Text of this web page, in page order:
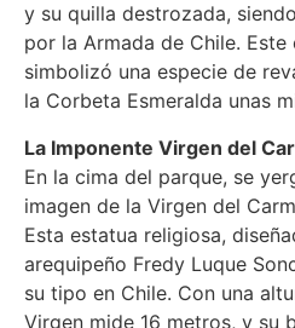
y su quilla destrozada,
por la Armada de Chile. Este
simbolizó una especie de
la Corbeta Esmeralda unas
La Imponente Virgen del
En la cima del parque, se
imagen de la Virgen del
Esta estatua religiosa,
arequipeño Fredy Luque
su tipo en Chile. Con una
Virgen mide 16 metros, y su